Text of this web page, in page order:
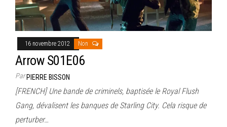
16 novembre 2012 Non
Arrow S01E06
ParPIERRE BISSON
[FRENCH] Une bande de criminels, baptisée le Royal Flush
Gang, dévalisent les banques de Starling City. Cela risque de
perturber…